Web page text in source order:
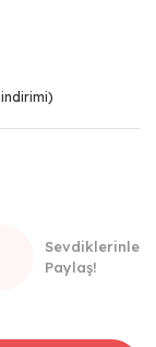
Sevdiklerinle
Paylaş!